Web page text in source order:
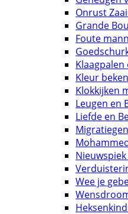
Onrust
Grande
Foute
Kleur
Klokkijken
Leugen en
Liefde en
Migratiegen
Wee je